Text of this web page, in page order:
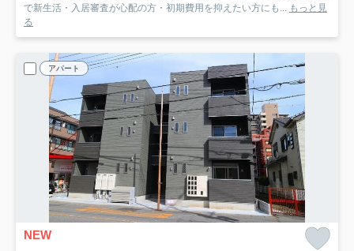
で新生活・入居審査が心配の方・初期費用を抑えたい方にも... もっと見
る
アパート
NEW